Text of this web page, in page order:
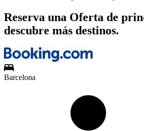
Reserva una Oferta de
descubre más destinos.
Barcelona